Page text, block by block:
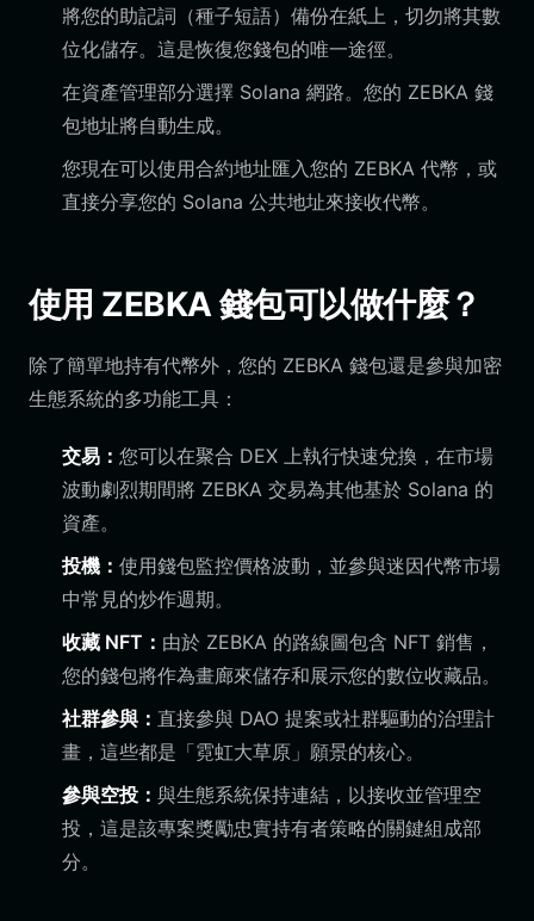
將您的助記詞（種子短語）備份在紙上，切勿將其數
位化儲存。這是恢復您錢包的唯一途徑。
在資產管理部分選擇 Solana 網路。您的 ZEBKA 錢
包地址將自動生成。
您現在可以使用合約地址匯入您的 ZEBKA 代幣，或
直接分享您的 Solana 公共地址來接收代幣。
使用 ZEBKA 錢包可以做什麼？
除了簡單地持有代幣外，您的 ZEBKA 錢包還是參與加密
生態系統的多功能工具：
交易： 您可以在聚合 DEX 上執行快速兌換，在市場
波動劇烈期間將 ZEBKA 交易為其他基於 Solana 的
資產。
投機： 使用錢包監控價格波動，並參與迷因代幣市場
中常見的炒作週期。
收藏 NFT： 由於 ZEBKA 的路線圖包含 NFT 銷售，
您的錢包將作為畫廊來儲存和展示您的數位收藏品。
社群參與： 直接參與 DAO 提案或社群驅動的治理計
畫，這些都是「霓虹大草原」願景的核心。
參與空投： 與生態系統保持連結，以接收並管理空
投，這是該專案獎勵忠實持有者策略的關鍵組成部
分。